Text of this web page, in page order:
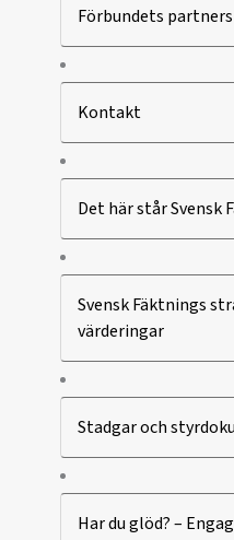
Förbundets partners
Kontakt
Det här står Svensk
Svensk Fäktnings
värderingar
Stadgar och
Har du glöd? –